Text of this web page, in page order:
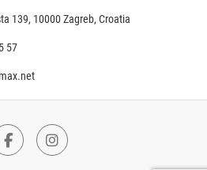
139, 10000 Zagreb, Croatia
57
FacebookInstagram